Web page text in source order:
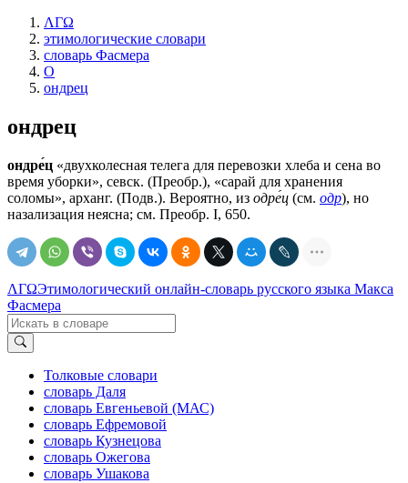
ΛΓΩ
этимологические словари
словарь Фасмера
О
ондрец
ондрец
ондре́ц «двухколесная телега для перевозки хлеба и сена во
время уборки», севск. (Преобр.), «сарай для хранения
соломы», арханг. (Подв.). Вероятно, из одре́ц (см. одр), но
назализация неясна; см. Преобр. I, 650.
ΛΓΩЭтимологический онлайн-словарь русского языка Макса
Фасмера
Толковые словари
словарь Даля
словарь Евгеньевой (МАС)
словарь Ефремовой
словарь Кузнецова
словарь Ожегова
словарь Ушакова